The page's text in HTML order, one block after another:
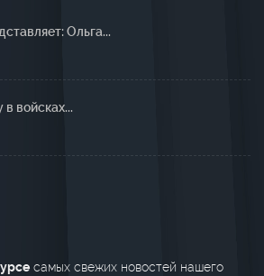
Ольга...
войсках...
самых свежих новостей нашего